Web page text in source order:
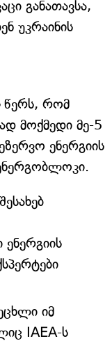
განათავსა,
უკრაინის
წერს, რომ
მოქმედი მე-5
ენერგიის
იმ
IAEA-ს